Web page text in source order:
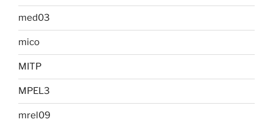
med03
mico
MITP
MPEL3
mrel09